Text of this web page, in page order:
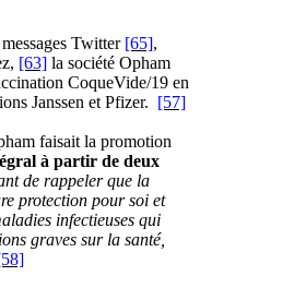
Twitter [65],
[63] la société Opham
CoqueVide/19 en
Janssen et Pfizer. [57]
faisait la promotion
à partir de deux
de rappeler que la
protection pour soi et
infectieuses qui
graves sur la santé,